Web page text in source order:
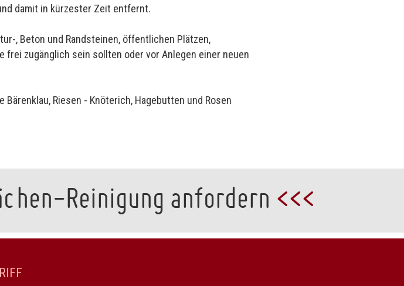
damit in kürzester Zeit entfernt.
, Beton und Randsteinen, öffentlichen Plätzen,
frei zugänglich sein sollten oder vor Anlegen einer neuen
Bärenklau, Riesen - Knöterich, Hagebutten und Rosen
Reinigung anfordern <<<